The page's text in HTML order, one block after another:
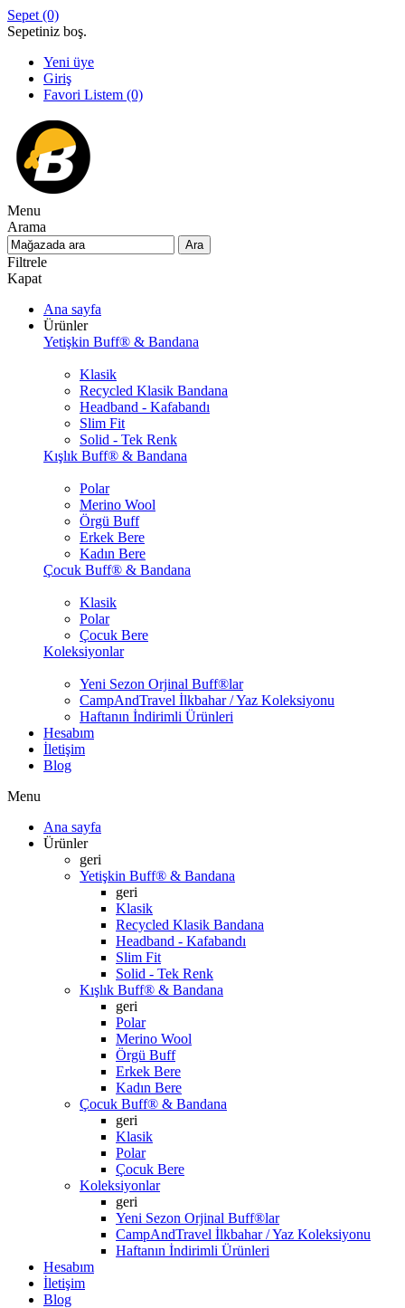
Sepet (0)
Sepetiniz boş.
Yeni üye
Giriş
Favori Listem (0)
Menu
Arama
Filtrele
Kapat
Ana sayfa
Ürünler
Yetişkin Buff® & Bandana
Klasik
Recycled Klasik Bandana
Headband - Kafabandı
Slim Fit
Solid - Tek Renk
Kışlık Buff® & Bandana
Polar
Merino Wool
Örgü Buff
Erkek Bere
Kadın Bere
Çocuk Buff® & Bandana
Klasik
Polar
Çocuk Bere
Koleksiyonlar
Yeni Sezon Orjinal Buff®lar
CampAndTravel İlkbahar / Yaz Koleksiyonu
Haftanın İndirimli Ürünleri
Hesabım
İletişim
Blog
Menu
Ana sayfa
Ürünler
geri
Yetişkin Buff® & Bandana
geri
Klasik
Recycled Klasik Bandana
Headband - Kafabandı
Slim Fit
Solid - Tek Renk
Kışlık Buff® & Bandana
geri
Polar
Merino Wool
Örgü Buff
Erkek Bere
Kadın Bere
Çocuk Buff® & Bandana
geri
Klasik
Polar
Çocuk Bere
Koleksiyonlar
geri
Yeni Sezon Orjinal Buff®lar
CampAndTravel İlkbahar / Yaz Koleksiyonu
Haftanın İndirimli Ürünleri
Hesabım
İletişim
Blog